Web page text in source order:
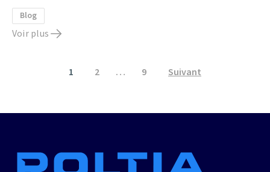
Blog
Voir plus
Pagination
publications
1 2 … 9 Suivant